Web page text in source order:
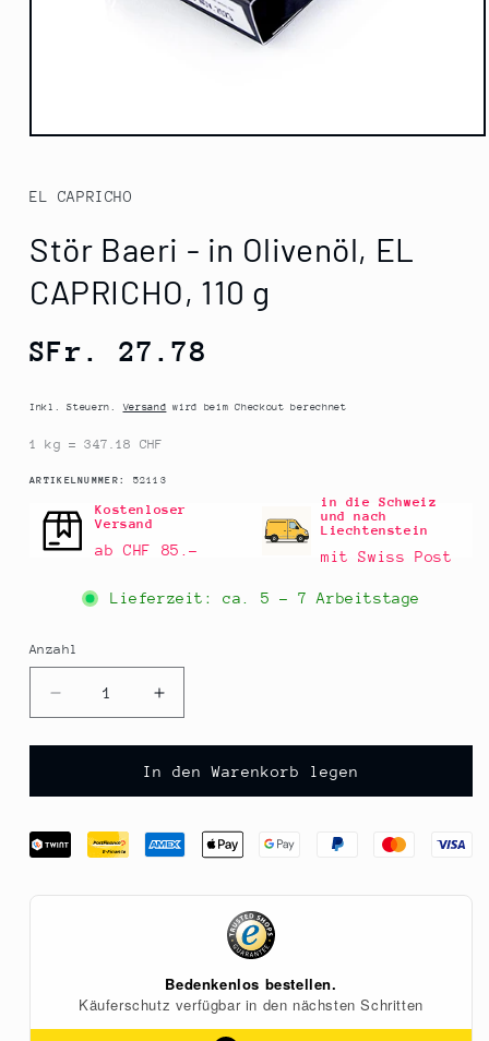
Medien
Modal
öffnen
EL CAPRICHO
Stör Baeri - in Olivenöl, EL
CAPRICHO, 110 g
Normaler
SFr. 27.78
Inkl. Steuern.Versand wird beim Checkout berechnet
1 kg = 347.18 CHF
ARTIKELNUMMER: SKU:
52113
Kostenloser
Versand
ab CHF 85.–
in die Schweiz
und nach
Liechtenstein
mit Swiss Post
Lieferzeit: ca. 5 - 7 Arbeitstage
Anzahl
Anzahl
Verringere
die
Menge
Stör
-
in
Erhöhe
die
Menge
für
Stör
-
in
CAPRICHO,
g
In den Warenkorb legen